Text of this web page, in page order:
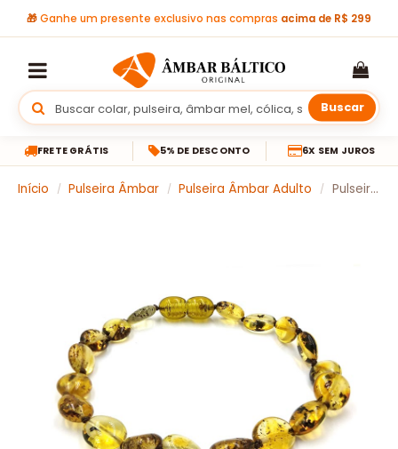
🎁Ganhe um presente exclusivo nas compras acima de R$ 299
Buscar
FRETE GRÁTIS 5% DE DESCONTO 6X SEM JUROS
Início / Pulseira Âmbar / Pulseira Âmbar Adulto / Pulseira de âmbar adulto curativo olive green polido – 19 cm